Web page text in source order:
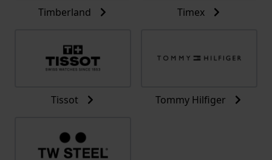
Timberland Timex
Tissot Tommy Hilfiger